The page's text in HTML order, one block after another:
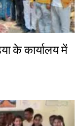
के कार्यालय में